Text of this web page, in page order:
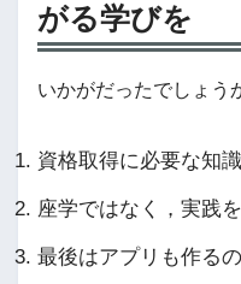
がる学びを
いかがだったでしょう
資格取得に必要な知
座学ではなく，実践
最後はアプリも作る